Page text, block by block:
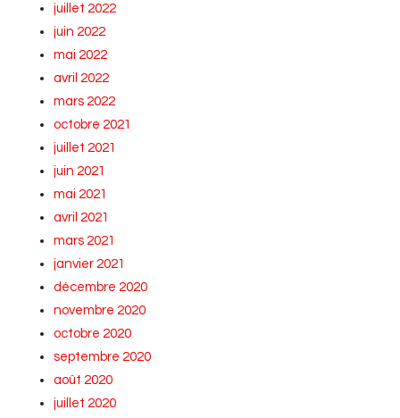
juillet 2022
juin 2022
mai 2022
avril 2022
mars 2022
octobre 2021
juillet 2021
juin 2021
mai 2021
avril 2021
mars 2021
janvier 2021
décembre 2020
novembre 2020
octobre 2020
septembre 2020
août 2020
juillet 2020